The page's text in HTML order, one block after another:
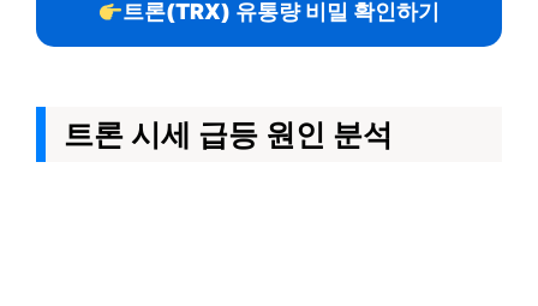
트론(TRX) 유통량 비밀 확인하기
트론 시세 급등 원인 분석